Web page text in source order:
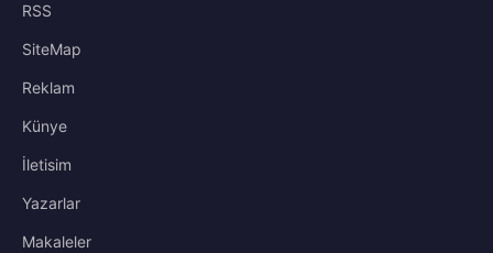
RSS
SiteMap
Reklam
Künye
İletisim
Yazarlar
Makaleler